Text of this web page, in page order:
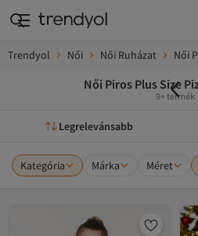
Trendyol Női Női Ruházat Női
Női Piros Plus Size
9+ termék
Legrelevánsabb
Kategória Márka Méret